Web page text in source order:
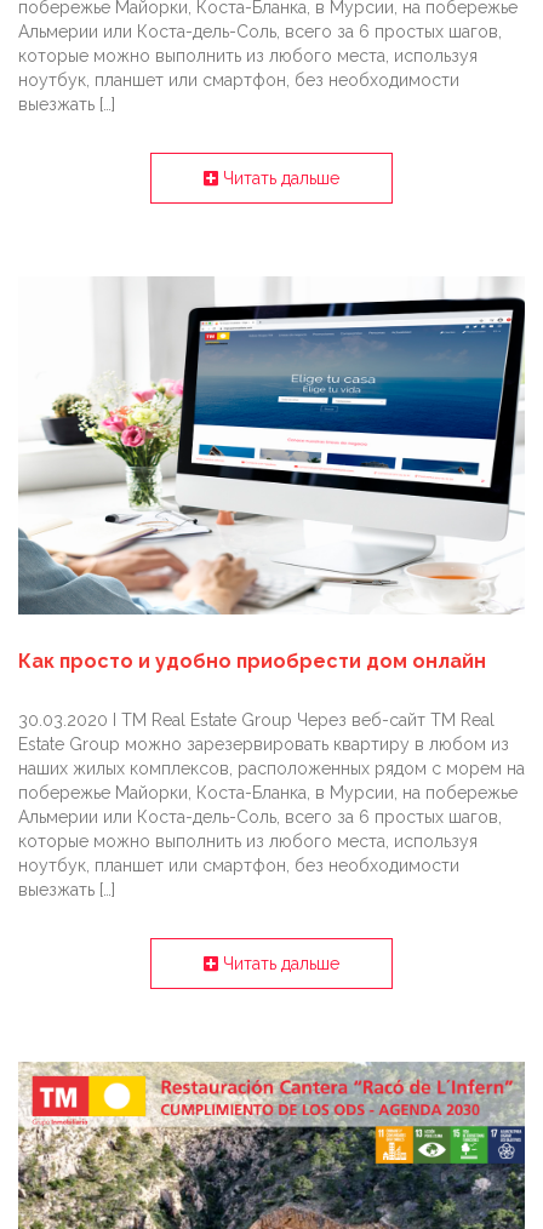
побережье Майорки, Коста-Бланка, в Мурсии, на побережье
Альмерии или Коста-дель-Соль, всего за 6 простых шагов,
которые можно выполнить из любого места, используя
ноутбук, планшет или смартфон, без необходимости
выезжать […]
Читать дальше
Как просто и удобно приобрести дом онлайн
30.03.2020 I TM Real Estate Group Через веб-сайт TM Real
Estate Group можно зарезервировать квартиру в любом из
наших жилых комплексов, расположенных рядом с морем на
побережье Майорки, Коста-Бланка, в Мурсии, на побережье
Альмерии или Коста-дель-Соль, всего за 6 простых шагов,
которые можно выполнить из любого места, используя
ноутбук, планшет или смартфон, без необходимости
выезжать […]
Читать дальше